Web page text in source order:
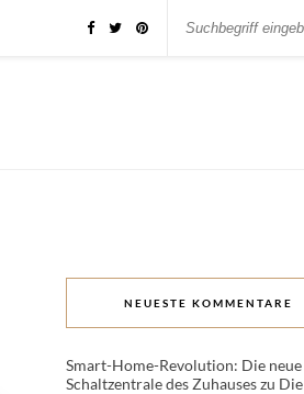
NEUESTE KOMMENTARE
Smart-Home-Revolution: Die neue
Schaltzentrale des Zuhauseszu Die